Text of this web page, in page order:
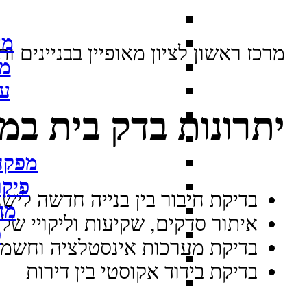
מרכז ראשון לציון מאופיין בבניינים ותיקים
יתרונות בדק בית
בדיקת חיבור בין בנייה חדשה
איתור סדקים, שקיעות וליקויי
בדיקת מערכות אינסטלציה
בדיקת בידוד אקוסטי בין דירות